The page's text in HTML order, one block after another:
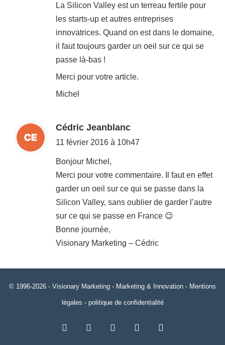
:
La Silicon Valley est un terreau fertile pour
les starts-up et autres entreprises
innovatrices. Quand on est dans le domaine,
il faut toujours garder un oeil sur ce qui se
passe là-bas !
Merci pour votre article.
Michel
Cédric Jeanblanc
i
11 février 2016 à 10h47
Bonjour Michel,
Merci pour votre commentaire. Il faut en effet
garder un oeil sur ce qui se passe dans la
Silicon Valley, sans oublier de garder l’autre
sur ce qui se passe en France 😉
Bonne journée,
Visionary Marketing – Cédric
© 1996-2026 - Visionary Marketing - Marketing & Innovation - Mentions
légales - politique de confidentialité
Facebook Linkedin